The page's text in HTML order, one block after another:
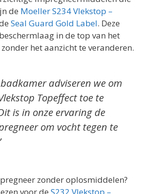
de Moeller S234 Vlekstop –
Seal Guard Gold Label. Deze
in de top van het
het aanzicht te veranderen.
badkamer adviseren we om
Topeffect toe te
is in onze ervaring de
om vocht tegen te
zonder oplosmiddelen?